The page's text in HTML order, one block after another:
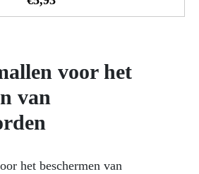
voor dat siliconenmallen na
eigenschappen van de
tijd. Siliconenolie heeft ook
toepassingen: door een paar
aan een gekleurde harsmix
creëren bij het gieten! Cellen
eindeloos. Jouw creatieve
voor het
van
het beschermen van